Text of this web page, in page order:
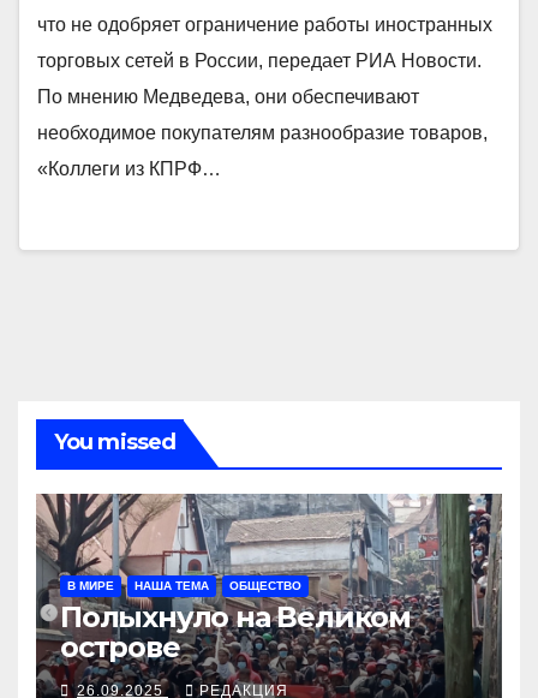
что не одобряет ограничение работы иностранных
торговых сетей в России, передает РИА Новости.
По мнению Медведева, они обеспечивают
необходимое покупателям разнообразие товаров,
«Коллеги из КПРФ…
You missed
В МИРЕ НАША ТЕМА ОБЩЕСТВО
Полыхнуло на Великом
острове
26.09.2025 РЕДАКЦИЯ